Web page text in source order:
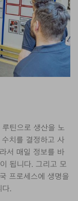
틴으로 생산을 노
치를 결정하고 사
서 매일 정보를 바
됩니다. 그리고 모
프로세스에 생명을
다.